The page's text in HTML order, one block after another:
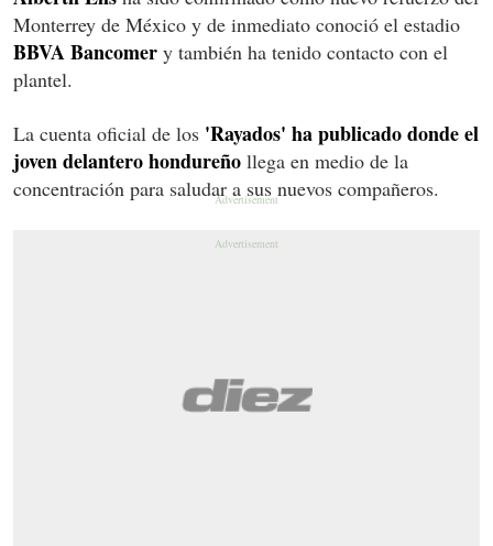
Monterrey de México y de inmediato conoció el estadio
BBVA Bancomer y también ha tenido contacto con el
plantel.
La cuenta oficial de los 'Rayados' ha publicado donde el
joven delantero hondureño llega en medio de la
concentración para saludar a sus nuevos compañeros.